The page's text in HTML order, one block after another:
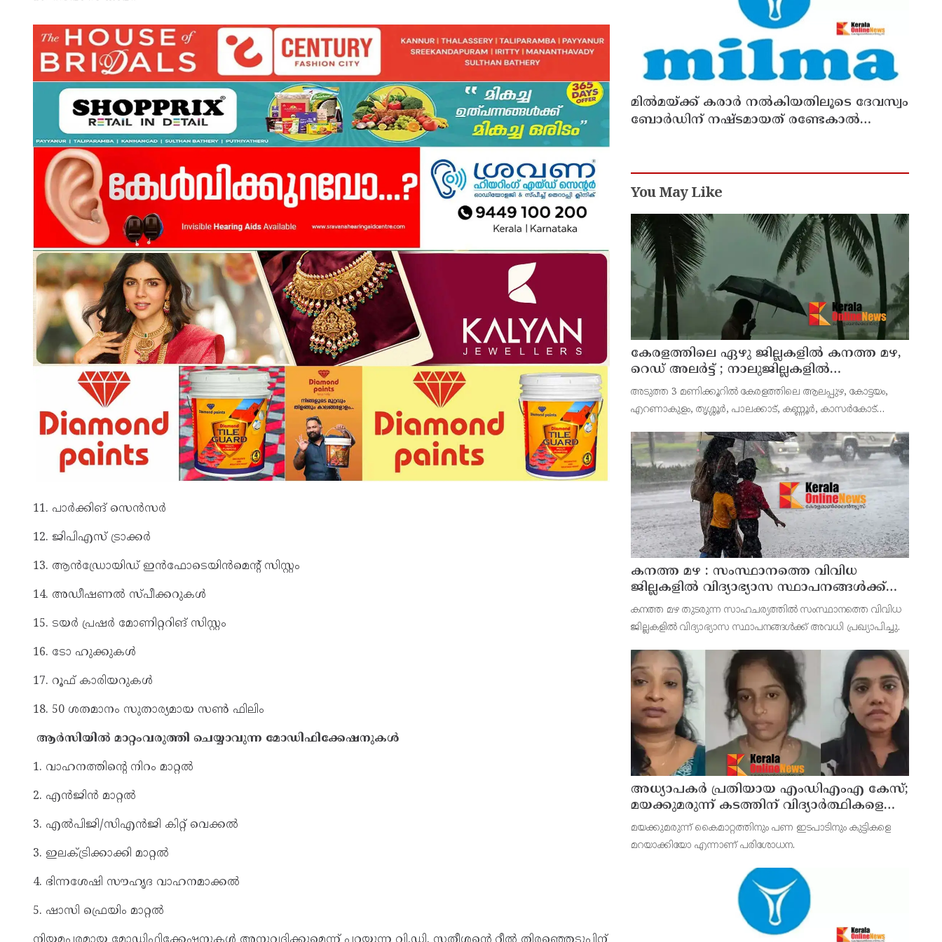
11. പാര്‍ക്കിങ് സെന്‍സര്‍
12. ജിപിഎസ് ട്രാക്കര്‍
13. ആന്‍ഡ്രോയിഡ് ഇന്‍ഫോടെയിന്‍മെന്‍റ് സിസ്റ്റം
14. അഡീഷണല്‍ സ്പീക്കറുകള്‍
15. ടയര്‍ പ്രഷര്‍ മോണിറ്ററിങ് സിസ്റ്റം
16. ടോ ഹുക്കുകള്‍
17. റൂഫ് കാരിയറുകള്‍
18. 50 ശതമാനം സുതാര്യമായ സൺ ഫിലിം
ആര്‍സിയില്‍ മാറ്റംവരുത്തി ചെയ്യാവുന്ന മോഡിഫിക്കേഷനുകള്‍
1. വാഹനത്തിന്റെ നിറം മാറ്റല്‍
2. എന്‍ജിന്‍ മാറ്റല്‍
3. എല്‍പിജി/സിഎന്‍ജി കിറ്റ് വെക്കല്‍
3. ഇലക്‌ട്രിക്കാക്കി മാറ്റല്‍
4. ഭിന്നശേഷി സൗഹൃദ വാഹനമാക്കല്‍
5. ഷാസി ഫ്രെയിം മാറ്റല്‍
മില്‍മയ്ക്ക് കരാര്‍ നല്‍കിയതിലൂടെ ദേവസ്വം
ബോര്‍ഡിന് നഷ്ടമായത് രണ്ടേകാല്‍
You May Like
കേരളത്തിലെ ഏഴു ജില്ലകളിൽ കനത്ത മഴ,
റെഡ് അലർട്ട് ; നാലുജില്ലകളിൽ
കടലാക്രമണത്തിന് സാധ്യത
അടുത്ത 3 മണിക്കൂറിൽ കേരളത്തിലെ ആലപ്പുഴ, കോട്ടയം,
എറണാകുളം, തൃശ്ശൂർ, പാലക്കാട്, കണ്ണൂർ, കാസർകോട്
പ്രഖ്യാപിച്ചു. ശക്തമായ മഴയ്ക്കും മണിക്കൂറിൽ 50 കി.മീ വ
കനത്ത മഴ : സംസ്ഥാനത്തെ വിവിധ
ജില്ലകളിൽ വിദ്യാഭ്യാസ സ്ഥാപനങ്ങൾക്ക്
അവധി
കനത്ത മഴ തുടരുന്ന സാഹചര്യത്തിൽ സംസ്ഥാനത്തെ വിവിധ
ജില്ലകളിൽ വിദ്യാഭ്യാസ സ്ഥാപനങ്ങൾക്ക് അവധി പ്രഖ്യാപിച്ചു.
അധ്യാപകര്‍ പ്രതിയായ എംഡിഎംഎ കേസ്;
മയക്കുമരുന്ന് കടത്തിന് വിദ്യാര്‍ത്ഥികളെ
ഉപയോഗിച്ചോ എന്ന് സംശയം
മയക്കുമരുന്ന് കൈമാറ്റത്തിനും പണ ഇടപാടിനും കുട്ടികളെ
മറയാക്കിയോ എന്നാണ് പരിശോധന.